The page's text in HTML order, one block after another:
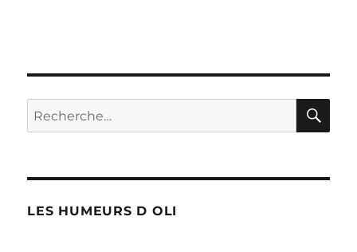
Recherche
pour :
LES HUMEURS D OLI